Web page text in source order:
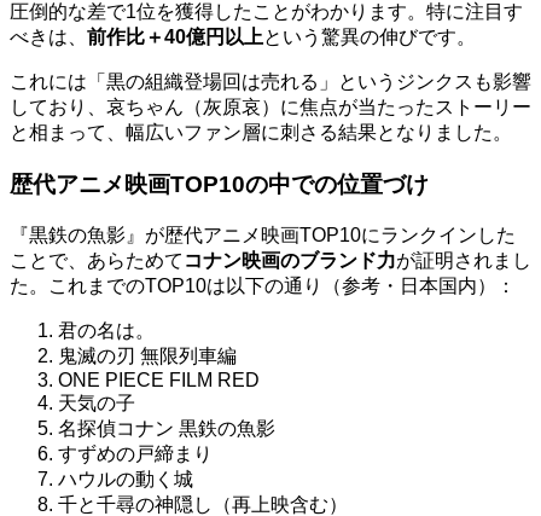
圧倒的な差で1位を獲得したことがわかります。特に注目す
べきは、 前作比＋40億円以上という驚異の伸びです。
これには「黒の組織登場回は売れる」というジンクスも影響
しており、哀ちゃん（灰原哀）に焦点が当たったストーリー
と相まって、幅広いファン層に刺さる結果となりました。
歴代アニメ映画TOP10の中での位置づけ
『黒鉄の魚影』が歴代アニメ映画TOP10にランクインした
ことで、あらためて コナン映画のブランド力が証明されまし
た。これまでのTOP10は以下の通り（参考・日本国内）：
君の名は。
鬼滅の刃 無限列車編
ONE PIECE FILM RED
天気の子
名探偵コナン 黒鉄の魚影
すずめの戸締まり
ハウルの動く城
千と千尋の神隠し（再上映含む）